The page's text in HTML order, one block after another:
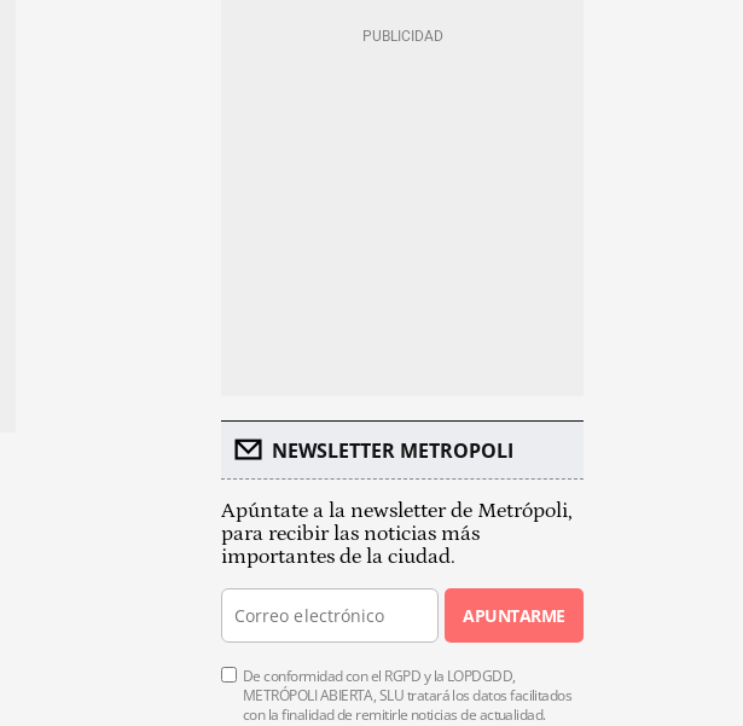
NEWSLETTER METROPOLI
Apúntate a la newsletter de Metrópoli,
para recibir las noticias más
importantes de la ciudad.
APUNTARME
De conformidad con el RGPD y la LOPDGDD,
METRÓPOLI ABIERTA, SLU tratará los datos facilitados
con la finalidad de remitirle noticias de actualidad.